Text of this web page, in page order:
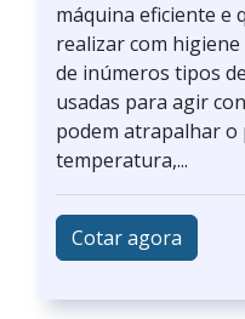
máquina eficiente e
realizar com
de inúmeros tipos
usadas para agir
podem atrapalhar o
temperatura,...
Cotar agora